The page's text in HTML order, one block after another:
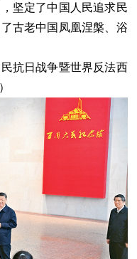
坚定了中国人民追求民
古老中国凤凰涅槃、浴
抗日战争暨世界反法西